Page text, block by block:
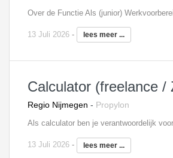
13 Juli 2026 - lees meer ...
Calculator (freelance /
Regio Nijmegen - Propylon
13 Juli 2026 - lees meer ...